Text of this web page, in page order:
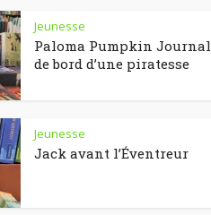
Jeunesse
Paloma Pumpkin Journal
de bord d’une piratesse
Jeunesse
Jack avant l’Éventreur